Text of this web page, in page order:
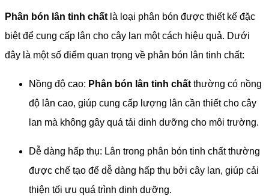
Phân bón lân tinh chất là loại phân bón được thiết kế đặc
biệt để cung cấp lân cho cây lan một cách hiệu quả. Dưới
đây là một số điểm quan trọng về phân bón lân tinh chất:
Nồng độ cao: Phân bón lân tinh chất thường có nồng
độ lân cao, giúp cung cấp lượng lân cần thiết cho cây
lan mà không gây quá tải dinh dưỡng cho môi trường.
Dễ dàng hấp thụ: Lân trong phân bón tinh chất thường
được chế tạo để dễ dàng hấp thụ bởi cây lan, giúp cải
thiện tối ưu quá trình dinh dưỡng.